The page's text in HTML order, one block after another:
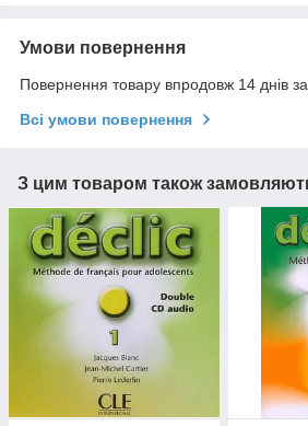
Умови повернення
Повернення товару впродовж 14 днів
Всі умови повернення
З цим товаром також